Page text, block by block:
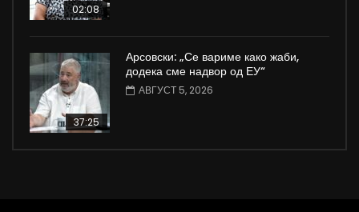
02:08
37:25
Арсовски: „Се вариме како жаби,
додека сме надвор од ЕУ“
АВГУСТ 5, 2026